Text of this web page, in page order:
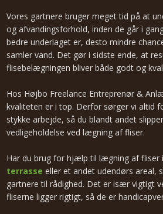
Vores gartnere bruger meget tid på at
og afvandingsforhold, inden de går i
bedre underlaget er, desto mindre
samler vand. Det gør i sidste ende, at
flisebelægningen bliver både godt og
Hos Højbo Freelance Entreprenør &
kvaliteten er i top. Derfor sørger vi altid
stykke arbejde, så du blandt andet
vedligeholdelse ved lægning af fliser.
Har du brug for hjælp til lægning af fliser
terrasse eller et andet udendørs areal,
gartnere til rådighed. Det er især vigtigt
fliserne ligger rigtigt, så de er